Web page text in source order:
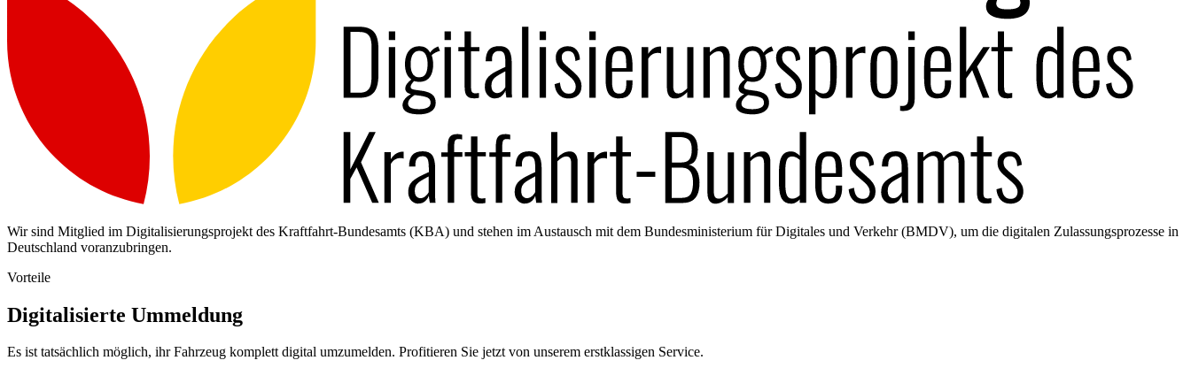
Wir sind Mitglied im Digitalisierungsprojekt des Kraftfahrt-Bundesamts (KBA) und stehen im Austausch mit dem Bundesministerium für Digitales und Verkehr (BMDV), um die digitalen Zulassungsprozesse in
Deutschland voranzubringen.
Vorteile
Digitalisierte Ummeldung
Es ist tatsächlich möglich, ihr Fahrzeug komplett digital umzumelden. Profitieren Sie jetzt von unserem erstklassigen Service.